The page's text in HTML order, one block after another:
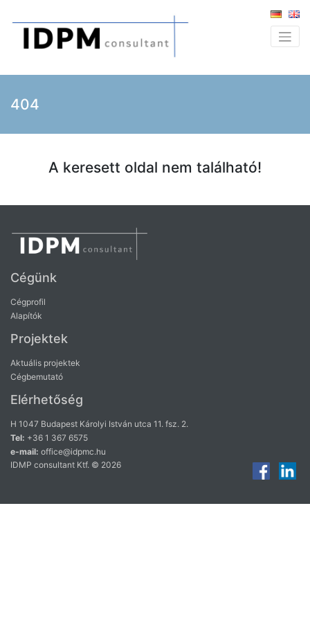
404
A keresett oldal nem található!
Cégünk
Cégprofil
Alapítók
Projektek
Aktuális projektek
Cégbemutató
Elérhetőség
H 1047 Budapest Károlyi István utca 11. fsz. 2.
Tel: +36 1 367 6575
e-mail: office@idpmc.hu
IDMP consultant Ktf. © 2026